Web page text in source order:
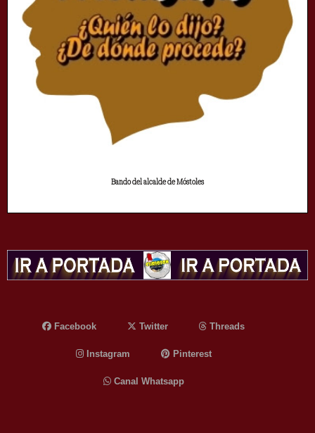
Bando del alcalde de Móstoles
Facebook Twitter Threads
Instagram Pinterest
Canal Whatsapp